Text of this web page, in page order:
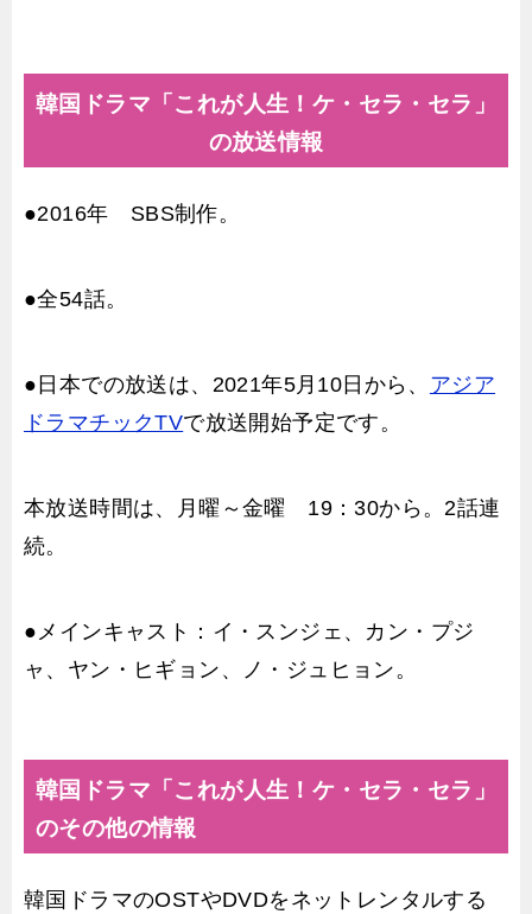
韓国ドラマ「これが人生！ケ・セラ・セラ」
の放送情報
●2016年 SBS制作。
●全54話。
●日本での放送は、2021年5月10日から、 アジア
ドラマチックTVで放送開始予定です。
本放送時間は、月曜～金曜 19：30から。2話連
続。
●メインキャスト：イ・スンジェ、カン・プジ
ャ、ヤン・ヒギョン、ノ・ジュヒョン。
韓国ドラマ「これが人生！ケ・セラ・セラ」
のその他の情報
韓国ドラマのOSTやDVDをネットレンタルする